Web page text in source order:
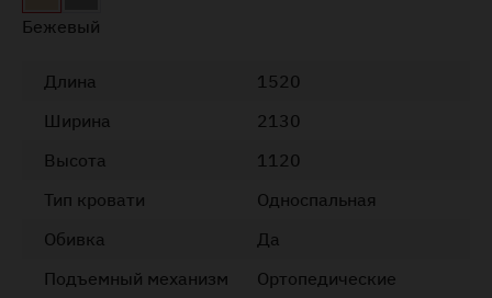
Бежевый
Длина
1520
Ширина
2130
Высота
1120
Тип кровати
Односпальная
Обивка
Да
Подъемный механизм
Ортопедические